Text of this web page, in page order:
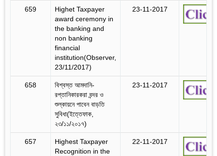
659
Highet Taxpayer
award ceremony in
the banking and
non banking
financial
institution(Observer,
23/11/2017)
23-11-2017
658
বিশ্বস্ত আমদানি-
রপ্তানিকারকরা বন্দর ও
শুল্কায়নে পাবেন বাড়তি
সুবিধা(ইত্তেফাক,
২৩/১১/২০১৭)
23-11-2017
657
Highest Taxpayer
Recognition in the
22-11-2017